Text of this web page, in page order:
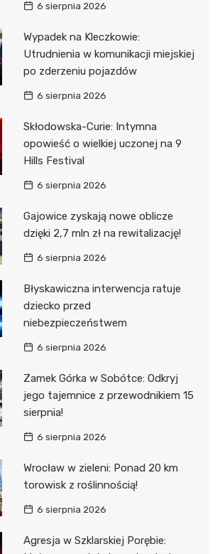
6 sierpnia 2026
Wypadek na Kleczkowie:
Utrudnienia w komunikacji miejskiej
po zderzeniu pojazdów
6 sierpnia 2026
Skłodowska-Curie: Intymna
opowieść o wielkiej uczonej na 9
Hills Festival
6 sierpnia 2026
Gajowice zyskają nowe oblicze
dzięki 2,7 mln zł na rewitalizację!
6 sierpnia 2026
Błyskawiczna interwencja ratuje
dziecko przed
niebezpieczeństwem
6 sierpnia 2026
Zamek Górka w Sobótce: Odkryj
jego tajemnice z przewodnikiem 15
sierpnia!
6 sierpnia 2026
Wrocław w zieleni: Ponad 20 km
torowisk z roślinnością!
6 sierpnia 2026
Agresja w Szklarskiej Porębie: